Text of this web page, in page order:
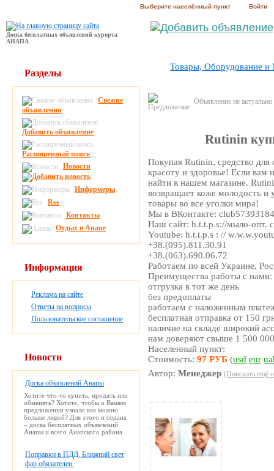
Выберите населённый пункт Войти
Доска бесплатных объявлений курорта
АНАПА
Товары, Оборудование и
Объявление не
Rutinin
Покупая Rutinin, средство для
красоту и здоровье! Если вам
найти в нашем магазине.
возвращает коже молодость
товары во все уголки мира!
Мы в ВКонтакте:
Наш сайт: h.t.t.p.s://мыло-опт.
Youtube: h.t.t.p.s : //
+38.(095).811.30.91
+38.(063).690.06.72
Работаем по всей Украине,
Преимущества работы с нами:
отгрузка в тот же день
без предоплаты
работаем с наложенным
бесплатная отправка от 150
наличие на складе широкий
нам доверяют свыше 1 500
Населенный пункт:
Стоимость:97 РУБ (usd eur
Автор:Менеджер (Поискать ещё
Разделы
Свежие
объявления
Добавить объявление
Расширенный поиск
Новости
Информеры
Rss
Контакты
Отдых в Анапе
Информация
Реклама на сайте
Ответы на вопросы
Пользовательское соглашение
Новости
Доска объявлений Анапы
Хотите что-то купить, продать или
обменять? Хотите, чтобы о Вашем
предложении узнало как можно
больше людей? Для этого и содана
– доска бесплатных объявлений
Анапы и всего Анапского района
Поправки в ПДД. Ближний свет
фар обязателен.